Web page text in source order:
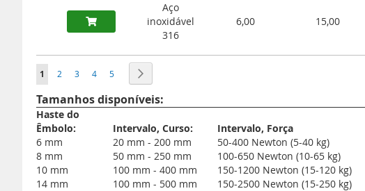
Aço
inoxidável
316
6,00 15,00
Página
Está de momento a ler a página
1 Página
2 Página
3 Página
4 Página
5
Tamanhos disponíveis:
Haste do
Êmbolo:
Intervalo, Curso:
Intervalo, Força
6 mm
20 mm - 200 mm
50-400 Newton (5-40 kg)
8 mm
50 mm - 250 mm
100-650 Newton (10-65 kg)
10 mm
100 mm - 400 mm
150-1200 Newton (15-120 kg)
14 mm
100 mm - 500 mm 150-2500 Newton (15-250 kg)